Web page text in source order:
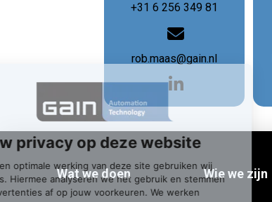
+31 6 256 349 81
rob.maas@gain.nl
Wat we doen Wie we zijn